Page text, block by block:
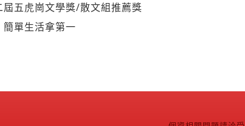
屆五虎崗文學獎/散文組推薦獎
單生活拿第一